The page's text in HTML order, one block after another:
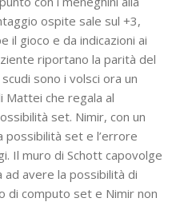
ospite sale sul +3,
il gioco e da indicazioni ai
riportano la parità del
sono i volsci ora un
Mattei che regala al
set. Nimir, con un
possibilità set e l’errore
Il muro di Schott capovolge
ad avere la possibilità di
di computo set e Nimir non